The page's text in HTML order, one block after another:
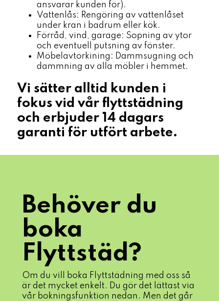
ansvarar kunden för).
Vattenlås: Rengöring av vattenlåset
under kran i badrum eller kök.
Förråd, vind, garage: Sopning av ytor
och eventuell putsning av fönster.
Möbelavtorkining: Dammsugning och
dammning av alla möbler i hemmet.
Vi sätter alltid kunden i
fokus vid vår flyttstädning
och erbjuder 14 dagars
garanti för utfört arbete.
Behöver du
boka
Flyttstäd?
Om du vill boka Flyttstädning med oss så
är det mycket enkelt. Du gör det lättast via
vår bokningsfunktion nedan. Men det går